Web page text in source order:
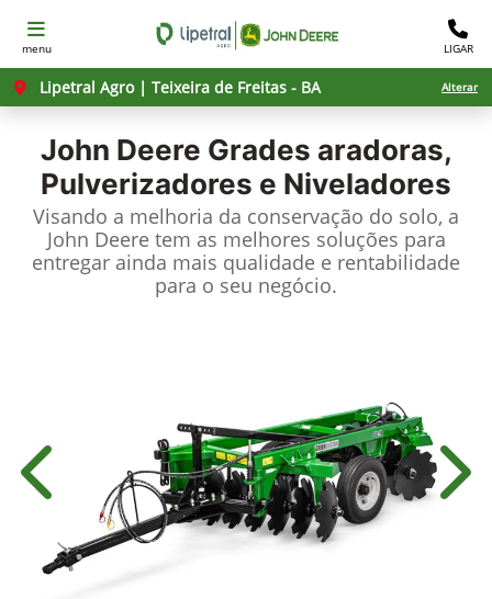
menu LIGAR
Lipetral Agro | Teixeira de Freitas - BA Alterar
John Deere Grades aradoras,
Pulverizadores e Niveladores
Visando a melhoria da conservação do solo, a
John Deere tem as melhores soluções para
entregar ainda mais qualidade e rentabilidade
para o seu negócio.
Anterior